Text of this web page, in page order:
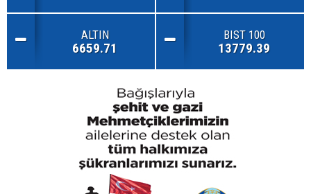
ALTIN
6659.71
BIST 100
13779.39